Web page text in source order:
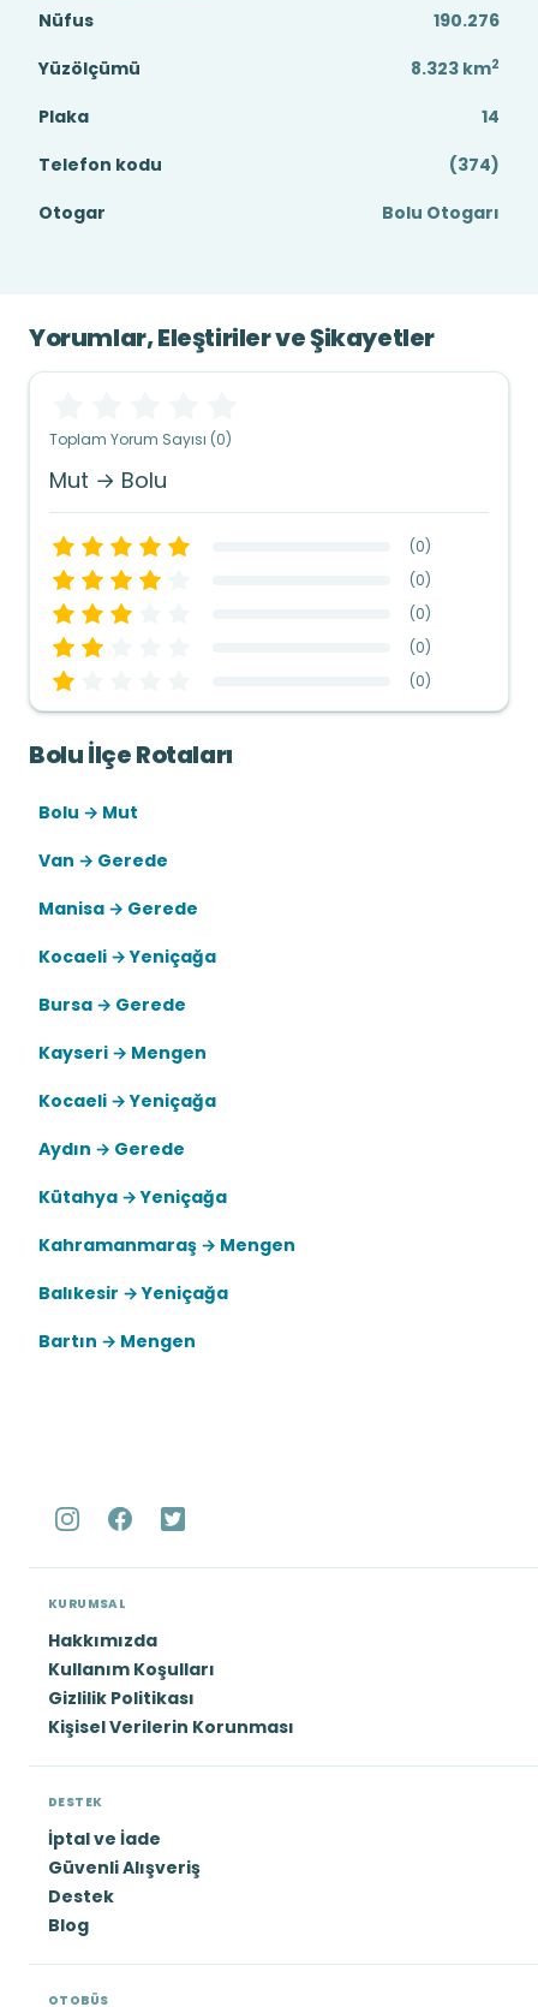
Nüfus
190.276
Yüzölçümü
8.323 km2
Plaka
14
Telefon kodu
(374)
Otogar
Bolu Otogarı
Yorumlar, Eleştiriler ve Şikayetler
Toplam Yorum Sayısı (0)
Mut → Bolu
(0)
(0)
(0)
(0)
(0)
Bolu İlçe Rotaları
Bolu → Mut
Van → Gerede
Manisa → Gerede
Kocaeli → Yeniçağa
Bursa → Gerede
Kayseri → Mengen
Kocaeli → Yeniçağa
Aydın → Gerede
Kütahya → Yeniçağa
Kahramanmaraş → Mengen
Balıkesir → Yeniçağa
Bartın → Mengen
KURUMSAL
Hakkımızda
Kullanım Koşulları
Gizlilik Politikası
Kişisel Verilerin Korunması
DESTEK
İptal ve İade
Güvenli Alışveriş
Destek
Blog
OTOBÜS